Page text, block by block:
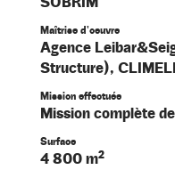
Maîtrise d'oeuvre
Agence
Structure),
Mission effectuée
Mission complète
Surface
4 800 m²